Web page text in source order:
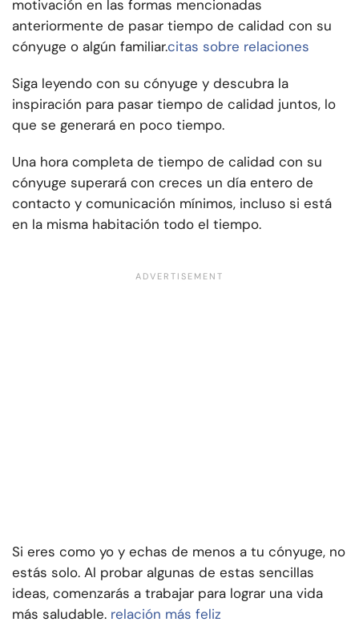
motivación en las formas mencionadas
anteriormente de pasar tiempo de calidad con su
cónyuge o algún familiar.citas sobre relaciones
Siga leyendo con su cónyuge y descubra la
inspiración para pasar tiempo de calidad juntos, lo
que se generará en poco tiempo.
Una hora completa de tiempo de calidad con su
cónyuge superará con creces un día entero de
contacto y comunicación mínimos, incluso si está
en la misma habitación todo el tiempo.
Si eres como yo y echas de menos a tu cónyuge, no
estás solo. Al probar algunas de estas sencillas
ideas, comenzarás a trabajar para lograr una vida
más saludable. relación más feliz